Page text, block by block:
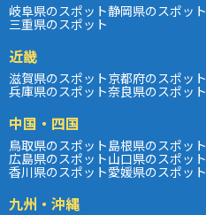
岐阜県のスポット静岡県のスポット
三重県のスポット
近畿
滋賀県のスポット京都府のスポット
兵庫県のスポット奈良県のスポット
中国・四国
鳥取県のスポット島根県のスポット
広島県のスポット山口県のスポット
香川県のスポット愛媛県のスポット
九州・沖縄